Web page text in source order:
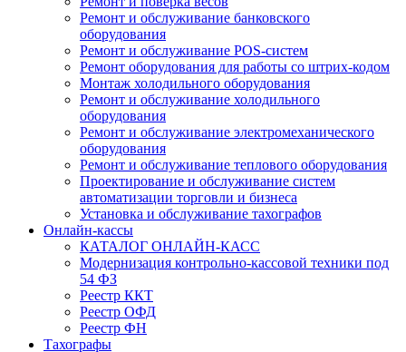
Ремонт и обслуживание банковского
оборудования
Ремонт и обслуживание POS-систем
Ремонт оборудования для работы со штрих-кодом
Монтаж холодильного оборудования
Ремонт и обслуживание холодильного
оборудования
Ремонт и обслуживание электромеханического
оборудования
Ремонт и обслуживание теплового оборудования
Проектирование и обслуживание систем
автоматизации торговли и бизнеса
Установка и обслуживание тахографов
Онлайн-кассы
КАТАЛОГ ОНЛАЙН-КАСС
Модернизация контрольно-кассовой техники под
54 ФЗ
Реестр ККТ
Реестр ОФД
Реестр ФН
Тахографы